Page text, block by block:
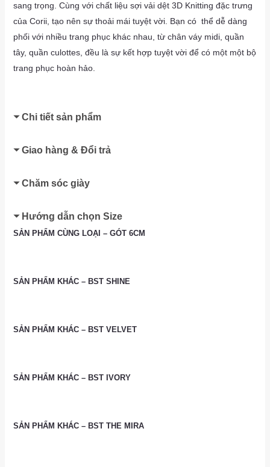
sang trọng. Cùng với chất liệu sợi vải dệt 3D Knitting đặc trưng
của Corii, tạo nên sự thoải mái tuyệt vời. Bạn có thể dễ dàng
phối với nhiều trang phục khác nhau, từ chân váy midi, quần
tây, quần culottes, đều là sự kết hợp tuyệt vời để có một một bộ
trang phục hoàn hảo.
Chi tiết sản phẩm
Giao hàng & Đổi trả
Chăm sóc giày
Hướng dẫn chọn Size
SẢN PHẨM CÙNG LOẠI – GÓT 6CM
SẢN PHẨM KHÁC – BST SHINE
SẢN PHẨM KHÁC – BST VELVET
SẢN PHẨM KHÁC – BST IVORY
SẢN PHẨM KHÁC – BST THE MIRA